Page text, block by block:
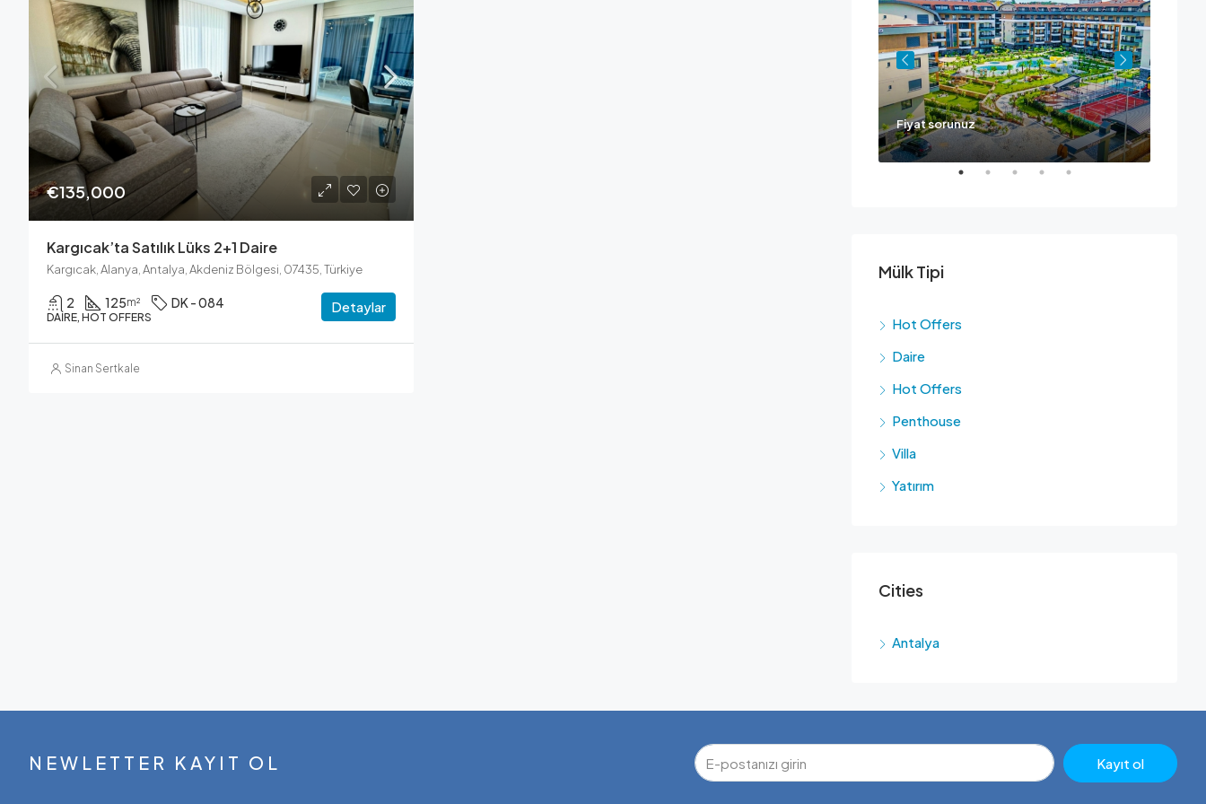
€135,000
Kargıcak’ta Satılık Lüks 2+1 Daire
Kargıcak, Alanya, Antalya, Akdeniz Bölgesi, 07435, Türkiye
2 125m² DK - 084
DAIRE, HOT OFFERS
Detaylar
Sinan Sertkale
Fiyat sorunuz
Mülk Tipi
Hot Offers
Daire
Hot Offers
Penthouse
Villa
Yatırım
Cities
Antalya
NEWLETTER KAYIT OL Kayıt ol